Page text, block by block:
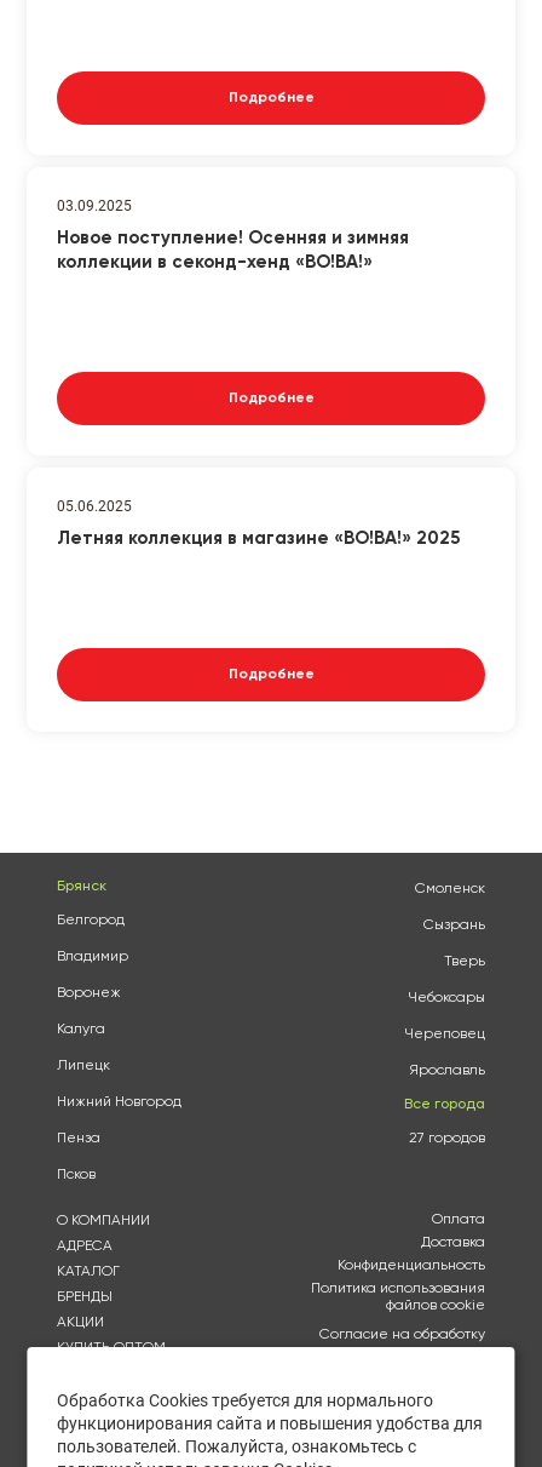
Подробнее
03.09.2025
Новое поступление! Осенняя и зимняя
коллекции в секонд-хенд «ВО!ВА!»
Подробнее
05.06.2025
Летняя коллекция в магазине «ВО!ВА!» 2025
Подробнее
Брянск
Белгород
Владимир
Воронеж
Калуга
Липецк
Нижний Новгород
Пенза
Псков
Смоленск
Сызрань
Тверь
Чебоксары
Череповец
Ярославль
Все города
27 городов
О КОМПАНИИ
АДРЕСА
КАТАЛОГ
БРЕНДЫ
АКЦИИ
КУПИТЬ ОПТОМ
КОНТАКТЫ
Оплата
Доставка
Конфиденциальность
Политика использования
файлов cookie
Согласие на обработку
персональных данных
обработки персональных
Обработка Cookies требуется для нормального
функционирования сайта и повышения удобства для
пользователей. Пожалуйста, ознакомьтесь с